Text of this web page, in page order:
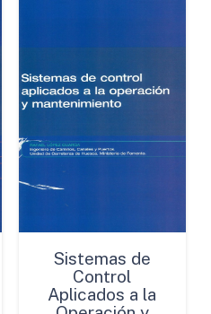
Sistemas de
Control
Aplicados a la